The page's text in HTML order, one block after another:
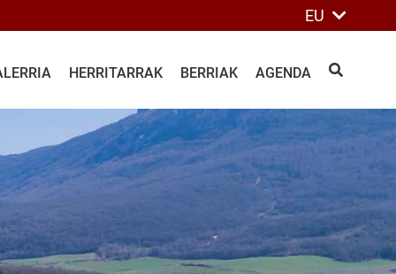
EU
HERRITARRAK BERRIAK AGENDA BILATU